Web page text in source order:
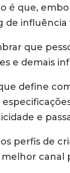
é que,
de
que
e demais
define
e
perfis de
canal